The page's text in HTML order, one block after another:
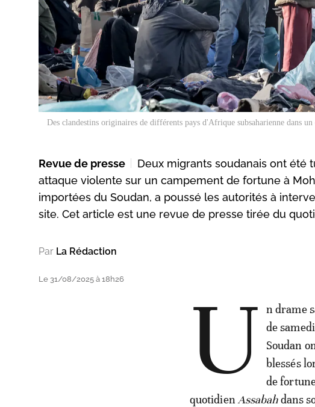
Des clandestins originaires de différents pays d'Afrique subsaharienne dans
Revue de presse
Deux migrants soudanais ont été
attaque violente sur un campement de fortune à
importées du Soudan, a poussé les autorités à
site. Cet article est une revue de presse tirée du
Par La Rédaction
Le 31/08/2025 à 18h26 U
n drame
de
Soudan
blessés
de
quotidien Assabahdans